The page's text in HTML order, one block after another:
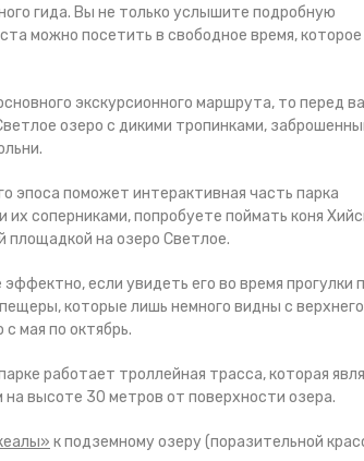
гида. Вы не только услышите подробную
можно посетить в свободное время, которое
экскурсионного маршрута, то перед
озеро с дикими тропинками,
эпоса поможет интерактивная часть парка
соперниками, попробуете поймать коня
площадкой на озеро Светлое.
если увидеть его во время прогулки
которые лишь немного видны с верхнего
мая по октябрь.
работает троллейная трасса, которая
высоте 30 метров от поверхности озера.
к подземному озеру (поразительной